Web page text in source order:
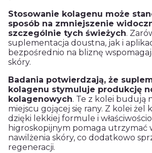
Stosowanie kolagenu może
sposób na zmniejszenie
szczególnie tych świeżych.
suplementacja doustna, jak i
bezpośrednio na bliznę
skóry.
Badania potwierdzają, że
kolagenu stymuluje produkcję
kolagenowych. Te z kolei budują
miejscu gojącej się rany. Z kolei żel
dzięki lekkiej formule i
higroskopijnym pomaga utrzymać
nawilżenia skóry, co dodatkowo
regeneracji.